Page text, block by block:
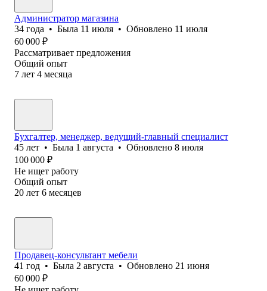
Администратор магазина
34 года • Была 11 июля • Обновлено 11 июля
60 000 ₽
Рассматривает предложения
Общий опыт
7 лет 4 месяца
Бухгалтер, менеджер, ведущий-главный специалист
45 лет • Была 1 августа • Обновлено 8 июля
100 000 ₽
Не ищет работу
Общий опыт
20 лет 6 месяцев
Продавец-консультант мебели
41 год • Была 2 августа • Обновлено 21 июня
60 000 ₽